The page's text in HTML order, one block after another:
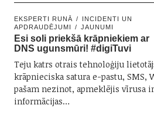
EKSPERTI RUNĀ
INCIDENTI UN
APDRAUDĒJUMI
JAUNUMI
Esi soli priekšā krāpniekiem ar
DNS ugunsmūri! #digiTuvi
Teju katrs otrais tehnoloģiju
krāpnieciska satura e-pastu, SMS,
pašam nezinot, apmeklējis vīrusa
informācijas…